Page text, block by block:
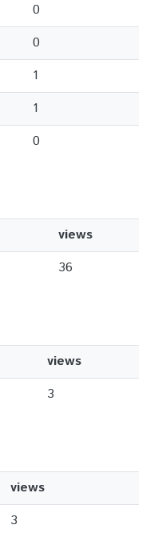
0
0
1
1
0
views
36
views
3
views
3